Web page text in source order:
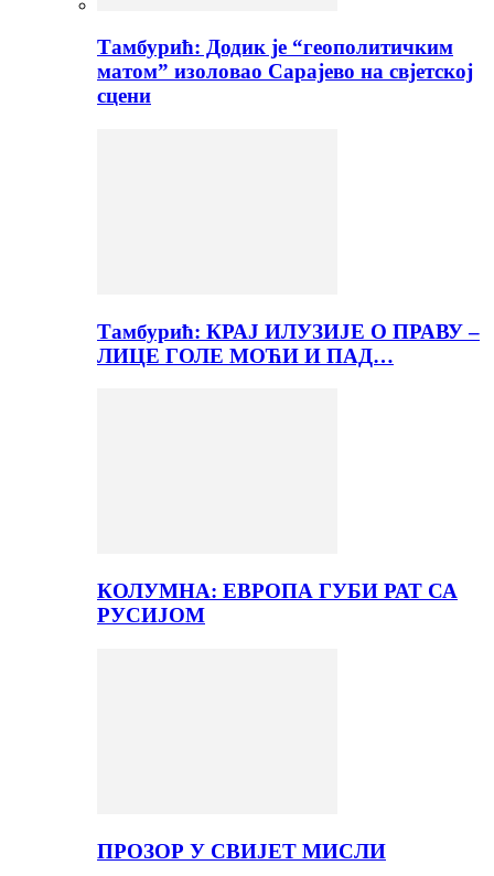
Тамбурић: Додик је “геополитичким
матом” изоловао Сарајево на свјетској
сцени
Тамбурић: КРАЈ ИЛУЗИЈЕ О ПРАВУ –
ЛИЦЕ ГОЛЕ МОЋИ И ПАД…
КОЛУМНА: ЕВРОПА ГУБИ РАТ СА
РУСИЈОМ
ПРОЗОР У СВИЈЕТ МИСЛИ